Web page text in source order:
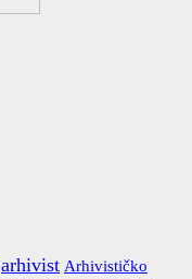
arhivist Arhivističko